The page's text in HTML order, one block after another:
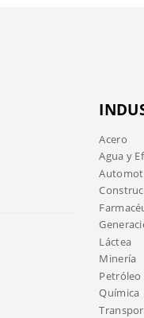
Acero
Agua y
Láctea
Minería
Petróleo
Química